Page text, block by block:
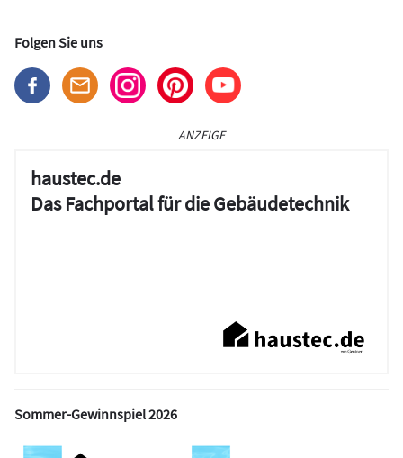
Folgen Sie uns
ANZEIGE
haustec.de
Das Fachportal für die Gebäudetechnik
Sommer-Gewinnspiel 2026